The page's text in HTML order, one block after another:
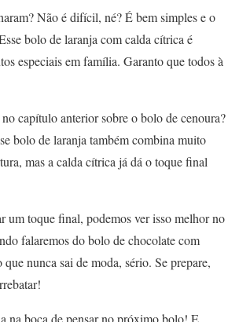
Não é difícil, né? É bem simples e o
bolo de laranja com calda cítrica é
especiais em família. Garanto que todos à
capítulo anterior sobre o bolo de cenoura?
bolo de laranja também combina muito
mas a calda cítrica já dá o toque final
um toque final, podemos ver isso melhor no
falaremos do bolo de chocolate com
nunca sai de moda, sério. Se prepare,
na boca de pensar no próximo bolo! E